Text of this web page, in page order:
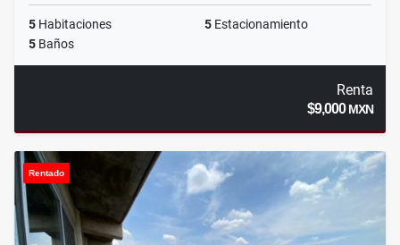
5 Habitaciones 5 Estacionamiento
5 Baños
Renta
$9,000MXN
Rentado